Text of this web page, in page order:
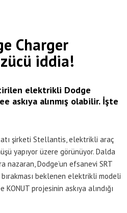
Charger
iddia!
elektrikli Dodge
askıya alınmış olabilir. İşte
şirketi Stellantis, elektrikli araç
yapıyor üzere görünüyor. Dalda
nazaran, Dodge’un efsanevi SRT
beklenen elektrikli modeli
projesinin askıya alındığı